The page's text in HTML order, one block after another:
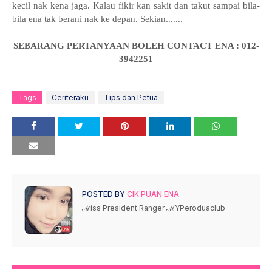
kecil nak kena jaga. Kalau fikir kan sakit dan takut sampai bila-
bila ena tak berani nak ke depan. Sekian.......
SEBARANG PERTANYAAN BOLEH CONTACT ENA : 012-
3942251
Tags Ceriteraku Tips dan Petua
POSTED BY CIK PUAN ENA
ℳiss President Ranger ℳYPeroduaclub